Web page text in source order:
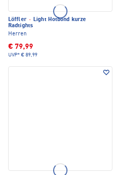
Löffler · Light Hotbond kurze
Radtights
Herren
€ 79,99
UVP* € 89,99